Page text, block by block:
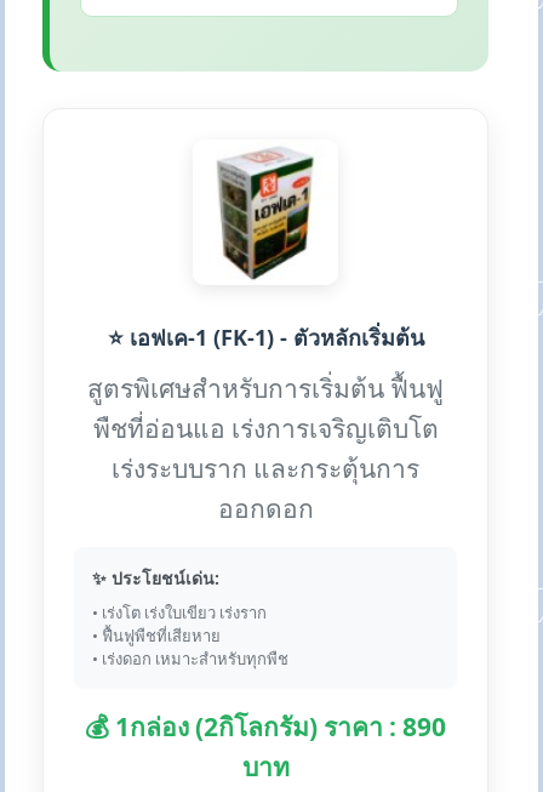
⭐ เอฟเค-1 (FK-1) - ตัวหลักเริ่มต้น
สูตรพิเศษสำหรับการเริ่มต้น ฟื้นฟู
พืชที่อ่อนแอ เร่งการเจริญเติบโต
เร่งระบบราก และกระตุ้นการ
ออกดอก
✨ ประโยชน์เด่น:
• เร่งโต เร่งใบเขียว เร่งราก
• ฟื้นฟูพืชที่เสียหาย
• เร่งดอก เหมาะสำหรับทุกพืช
💰 1กล่อง (2กิโลกรัม) ราคา : 890
บาท